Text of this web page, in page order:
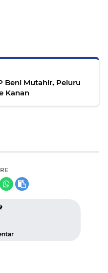
Beni Mutahir, Peluru
Kanan